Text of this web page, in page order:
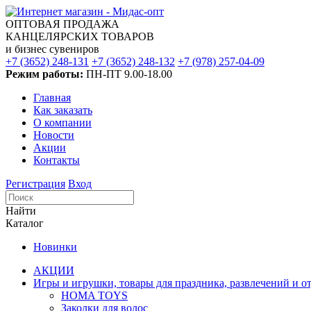
ОПТОВАЯ ПРОДАЖА
КАНЦЕЛЯРСКИХ ТОВАРОВ
и бизнес сувениров
+7 (3652) 248-131 +7 (3652) 248-132 +7 (978) 257-04-09
Режим работы: ПН-ПТ 9.00-18.00
Главная
Как заказать
О компании
Новости
Акции
Контакты
Регистрация Вход
Найти
Каталог
Новинки
АКЦИИ
Игры и игрушки, товары для праздника, развлечений и
HOMA TOYS
Заколки для волос